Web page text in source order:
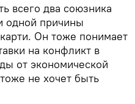
всего два союзника
одной причины
Он тоже понимает
на конфликт в
от экономической
не хочет быть